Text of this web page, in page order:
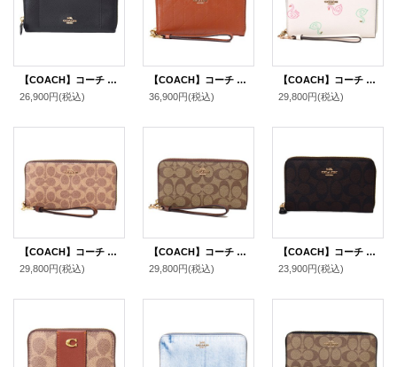
【COACH】コーチ ラグジュアリー クロスグレーン レザー アコーディオン ジップ アラウンド 長財布 ブラック2（日本未発売）
26,900円(税込)
【COACH】コーチ 長財布 キルティング シャイニー スムースレザー ロゴ リストレット ロング ジップ アラウンド 長財布 シナモン（日本未発売）
36,900円(税込)
【COACH】コーチ PVC レザー スワン 白鳥 ハクチョウ リストレット ロング ジップ アラウンド 長財布 チャークマルチ（日本未発売）
29,800円(税込)
【COACH】コーチ 長財布 コーティングキャンバス レザー シグネチャー リストレット ロング ジップ アラウンド 長財布 タン×ブラウン（日本未発売）
29,800円(税込)
【COACH】コーチ コーティングキャンバス スムースレザー シグネチャー リストレット ロング ジップ アラウンド 長財布 カーキ×サドル2（日本未発売）
29,800円(税込)
【COACH】コーチ コーティングキャンバス レザー シグネチャー ミディアム ジップ アラウンド ウォレット 財布 ブラウン×ブラック（日本未発売）
23,900円(税込)